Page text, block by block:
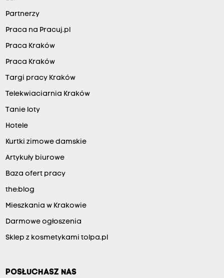
Partnerzy
Praca na Pracuj.pl
Praca Kraków
Praca Kraków
Targi pracy Kraków
Telekwiaciarnia Kraków
Tanie loty
Hotele
Kurtki zimowe damskie
Artykuły biurowe
Baza ofert pracy
the:blog
Mieszkania w Krakowie
Darmowe ogłoszenia
Sklep z kosmetykami tolpa.pl
POSŁUCHASZ NAS